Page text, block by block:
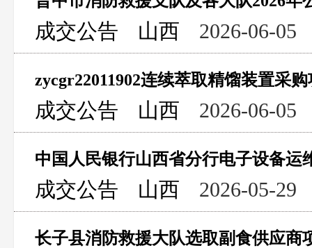
成交公告 山西 2026-06-05
zycgr22011902连续萃取精馏装置采
成交公告 山西 2026-06-05
中国人民银行山西省分行电子设备运
成交公告 山西 2026-05-29
长子县消防救援大队选取副食供应商